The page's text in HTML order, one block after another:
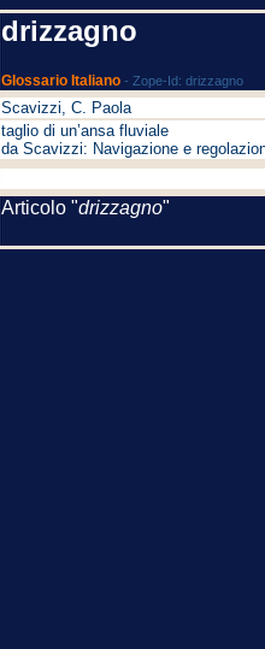
drizzagno
Glossario Italiano - Zope-Id: drizzagno
Scavizzi, C. Paola
taglio di un’ansa fluviale
da Scavizzi: Navigazione e
Articolo "drizzagno"